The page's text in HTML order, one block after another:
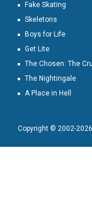
Fake Skating
Skeletons
Boys for Life
Get Lite
The Chosen: The
The Nightingale
A Place in Hell
Copyright © 2002-